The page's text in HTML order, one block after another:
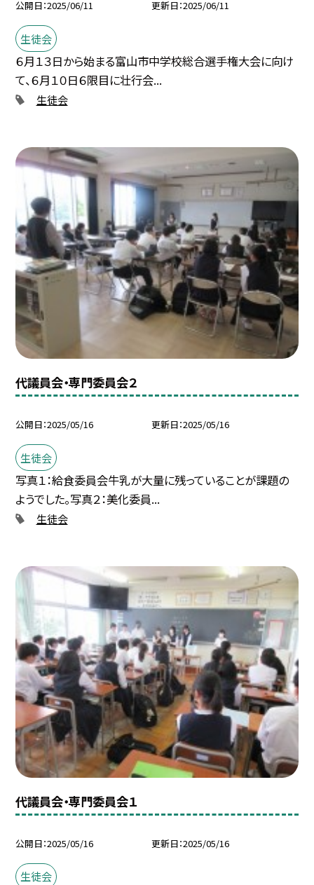
公開日 2025/06/11 更新日 2025/06/11
生徒会
６月１３日から始まる富山市中学校総合選手権大会に向け
て、６月１０日６限目に壮行会...
生徒会
代議員会・専門委員会２
公開日 2025/05/16 更新日 2025/05/16
生徒会
写真１：給食委員会牛乳が大量に残っていることが課題の
ようでした。写真２：美化委員...
生徒会
代議員会・専門委員会１
公開日 2025/05/16 更新日 2025/05/16
生徒会